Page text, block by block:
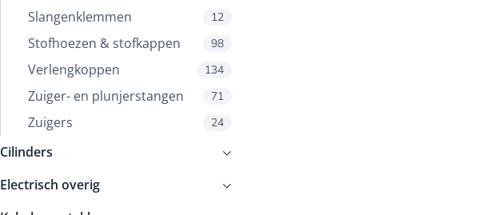
Slangenklemmen 12
Stofhoezen & stofkappen 98
Verlengkoppen 134
Zuiger- en plunjerstangen 71
Zuigers 24
Cilinders
Electrisch overig